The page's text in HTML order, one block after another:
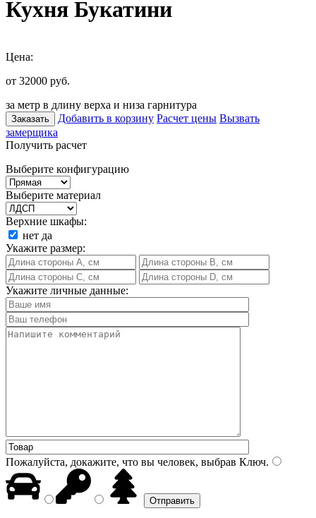
Кухня Букатини
Цена:
от 32000 руб.
за метр в длину верха и низа гарнитура
Заказать Добавить в корзину Расчет цены Вызвать
замерщика
Получить расчет
Выберите конфигурацию
Выберите материал
Верхние шкафы:
нет да
Укажите размер:
Укажите личные данные:
Пожалуйста, докажите, что вы человек, выбрав Ключ.